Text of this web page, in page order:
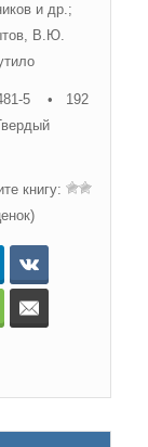
и др.;
В.Ю.
5 • 192
книгу:
LinkedIn
Evernote